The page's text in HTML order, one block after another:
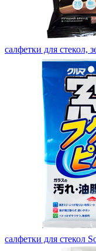
салфетки для стекол,
салфетки для стекол